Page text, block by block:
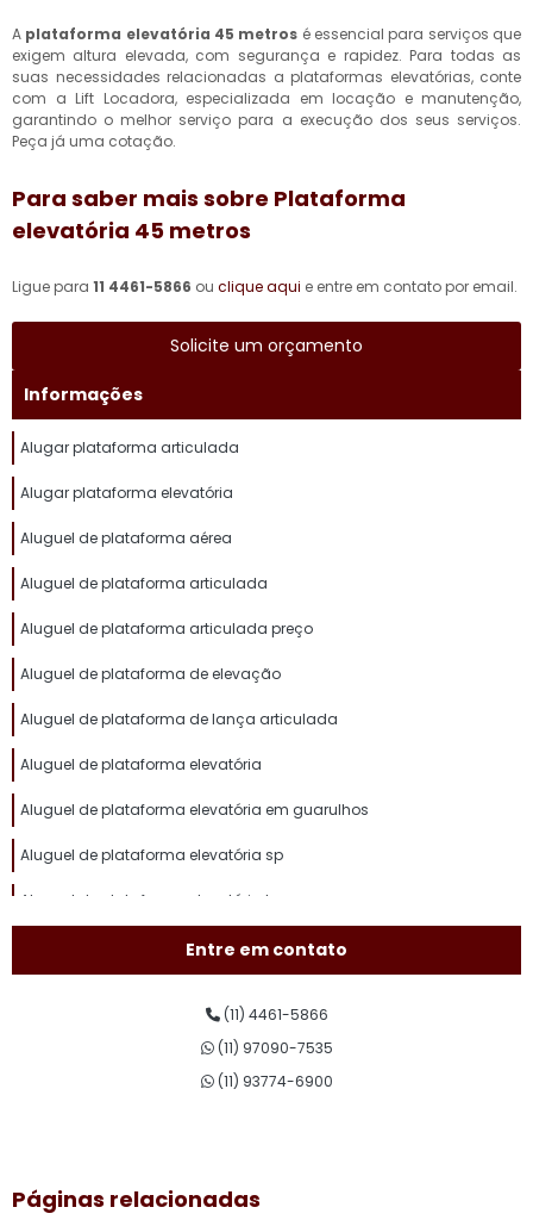
A plataforma elevatória 45 metros é essencial para serviços que
exigem altura elevada, com segurança e rapidez. Para todas as
suas necessidades relacionadas a plataformas elevatórias, conte
com a Lift Locadora, especializada em locação e manutenção,
garantindo o melhor serviço para a execução dos seus serviços.
Peça já uma cotação.
Para saber mais sobre Plataforma
elevatória 45 metros
Ligue para 11 4461-5866 ou clique aqui e entre em contato por email.
Solicite um orçamento
Informações
Alugar plataforma articulada
Alugar plataforma elevatória
Aluguel de plataforma aérea
Aluguel de plataforma articulada
Aluguel de plataforma articulada preço
Aluguel de plataforma de elevação
Aluguel de plataforma de lança articulada
Aluguel de plataforma elevatória
Aluguel de plataforma elevatória em guarulhos
Aluguel de plataforma elevatória sp
Aluguel de plataforma elevatória tesoura
Aluguel de plataforma pantográfica
Aluguel plataforma tesoura
Assistência técnica de plataforma elevatória
Curso de plataforma elevatória valor
Entre em contato
(11) 4461-5866
(11) 97090-7535
(11) 93774-6900
Páginas relacionadas